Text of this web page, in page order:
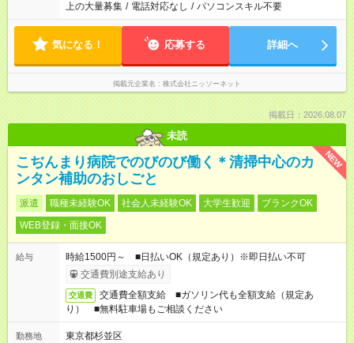
上の大量募集 / 電話対応なし / パソコンスキル不要
気になる！ 応募する 詳細へ
掲載元企業名 株式会社ニッソーネット
掲載日：2026.08.07
未読
NEW
こぢんまり病院でのびのび働く＊清掃中心のカ
ンタン補助のおしごと
派遣 職種未経験OK 社会人未経験OK 大学生歓迎
ブランクOK
WEB登録・面接OK
給与
時給1500円～ ■日払いOK（規定あり）※即日払い不可
交通費別途支給あり
交通費
交通費全額支給 ■ガソリン代も全額支給（規定あ
り） ■無料駐車場もご相談ください
勤務地
東京都杉並区